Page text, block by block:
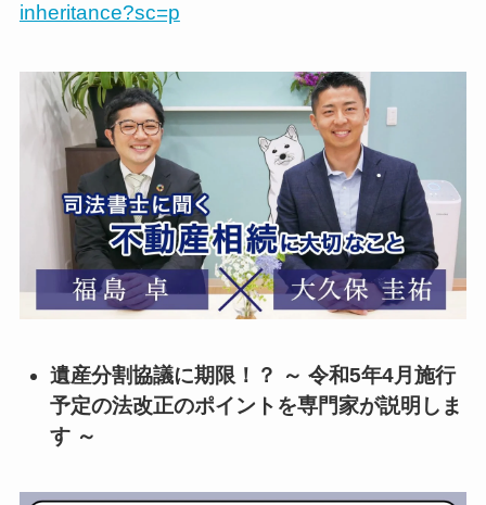
inheritance?sc=p
​​遺産分割協議に期限！？ ～ 令和5年4月施行
予定の法改正のポイントを専門家が説明しま
す ～​